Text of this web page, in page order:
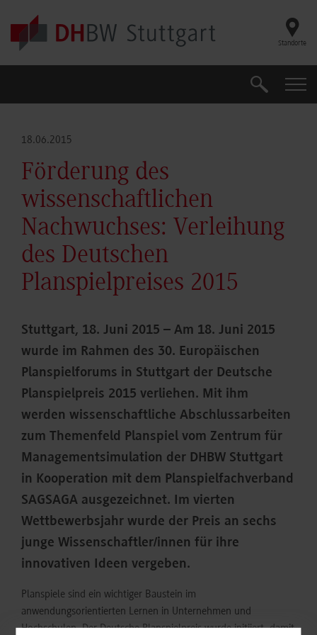
Skip to main content
Standorte
Suche
18.06.2015
Förderung des
wissenschaftlichen
Nachwuchses: Verleihung
des Deutschen
Planspielpreises 2015
Stuttgart, 18. Juni 2015 – Am 18. Juni 2015
wurde im Rahmen des 30. Europäischen
Planspielforums in Stuttgart der Deutsche
Planspielpreis 2015 verliehen. Mit ihm
werden wissenschaftliche Abschlussarbeiten
zum Themenfeld Planspiel vom Zentrum für
Managementsimulation der DHBW Stuttgart
in Kooperation mit dem Planspielfachverband
SAGSAGA ausgezeichnet. Im vierten
Wettbewerbsjahr wurde der Preis an sechs
junge Wissenschaftler/innen für ihre
innovativen Ideen vergeben.
Planspiele sind ein wichtiger Baustein im
anwendungsorientierten Lernen in Unternehmen und
Hochschulen. Der Deutsche Planspielpreis wurde initiiert, damit